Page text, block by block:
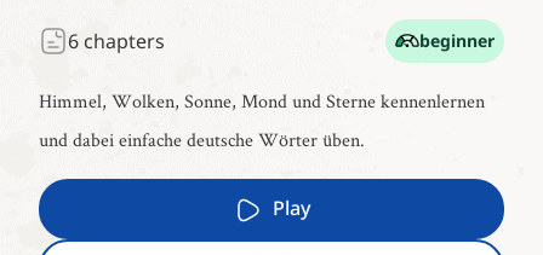
6 chapters beginner
Himmel, Wolken, Sonne, Mond und Sterne kennenlernen
und dabei einfache deutsche Wörter üben.
Play